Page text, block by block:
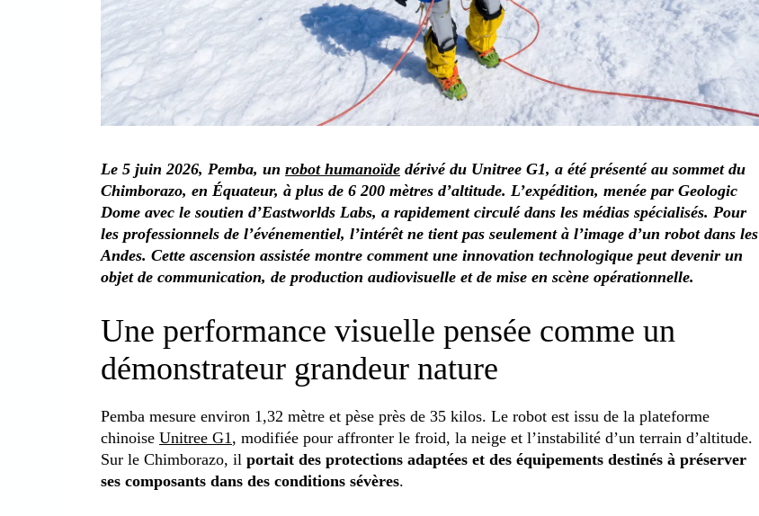
Le 5 juin 2026, Pemba, un robot humanoïde dérivé du Unitree G1, a été présenté au sommet du
Chimborazo, en Équateur, à plus de 6 200 mètres d’altitude. L’expédition, menée par Geologic
Dome avec le soutien d’Eastworlds Labs, a rapidement circulé dans les médias spécialisés. Pour
les professionnels de l’événementiel, l’intérêt ne tient pas seulement à l’image d’un robot dans les
Andes. Cette ascension assistée montre comment une innovation technologique peut devenir un
objet de communication, de production audiovisuelle et de mise en scène opérationnelle.
Une performance visuelle pensée comme un
démonstrateur grandeur nature
Pemba mesure environ 1,32 mètre et pèse près de 35 kilos. Le robot est issu de la plateforme
chinoise Unitree G1 , modifiée pour affronter le froid, la neige et l’instabilité d’un terrain d’altitude.
Sur le Chimborazo, il portait des protections adaptées et des équipements destinés à préserver
ses composants dans des conditions sévères.